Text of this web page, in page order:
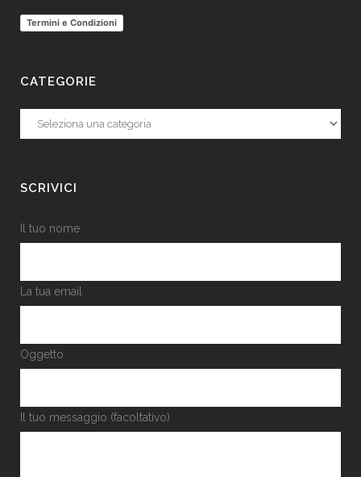
Termini e Condizioni
CATEGORIE
Categorie
SCRIVICI
Il tuo nome
La tua email
Oggetto
Il tuo messaggio (facoltativo)